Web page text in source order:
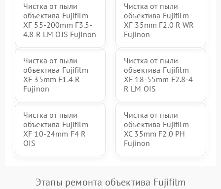
Чистка от пыли
объектива Fujifilm
XF 55-200mm F3.5-
4.8 R LM OIS Fujinon
Чистка от пыли
объектива Fujifilm
XF 35mm F2.0 R WR
Fujinon
Чистка от пыли
объектива Fujifilm
XF 35mm F1.4 R
Fujinon
Чистка от пыли
объектива Fujifilm
XF 18-55mm F2.8-4
R LM OIS
Чистка от пыли
объектива Fujifilm
XF 10-24mm F4 R
OIS
Чистка от пыли
объектива Fujifilm
XC 35mm F2.0 PH
Fujinon
Этапы ремонта объектива Fujifilm